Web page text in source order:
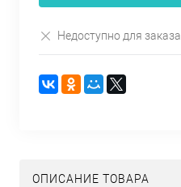
Недоступно для заказа
ОПИСАНИЕ ТОВАРА